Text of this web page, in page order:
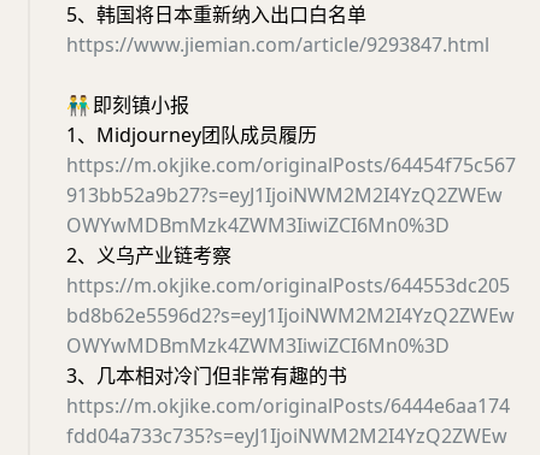
5、韩国将日本重新纳入出口白名单
https://www.jiemian.com/article/9293847.html
👬即刻镇小报
1、Midjourney团队成员履历
https://m.okjike.com/originalPosts/64454f75c567
913bb52a9b27?s=eyJ1IjoiNWM2M2I4YzQ2ZWEw
OWYwMDBmMzk4ZWM3IiwiZCI6Mn0%3D
2、义乌产业链考察
https://m.okjike.com/originalPosts/644553dc205
bd8b62e5596d2?s=eyJ1IjoiNWM2M2I4YzQ2ZWEw
OWYwMDBmMzk4ZWM3IiwiZCI6Mn0%3D
3、几本相对冷门但非常有趣的书
https://m.okjike.com/originalPosts/6444e6aa174
fdd04a733c735?s=eyJ1IjoiNWM2M2I4YzQ2ZWEw